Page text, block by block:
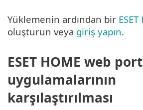
Yüklemenin ardından bir
oluşturun veya giriş yapın.
ESET HOME web
uygulamalarının
karşılaştırılması